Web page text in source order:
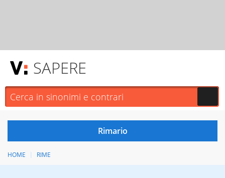
SAPERE
HOME RIME